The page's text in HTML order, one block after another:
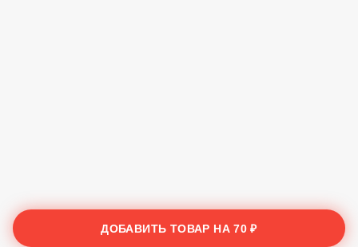
ДОБАВИТЬ ТОВАР НА70 ₽